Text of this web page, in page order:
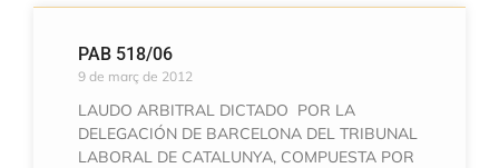
PAB 518/06
9 de març de 2012
LAUDO ARBITRAL DICTADO POR LA
DELEGACIÓN DE BARCELONA DEL TRIBUNAL
LABORAL DE CATALUNYA, COMPUESTA POR